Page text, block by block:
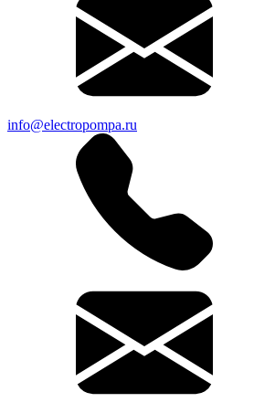
info@electropompa.ru